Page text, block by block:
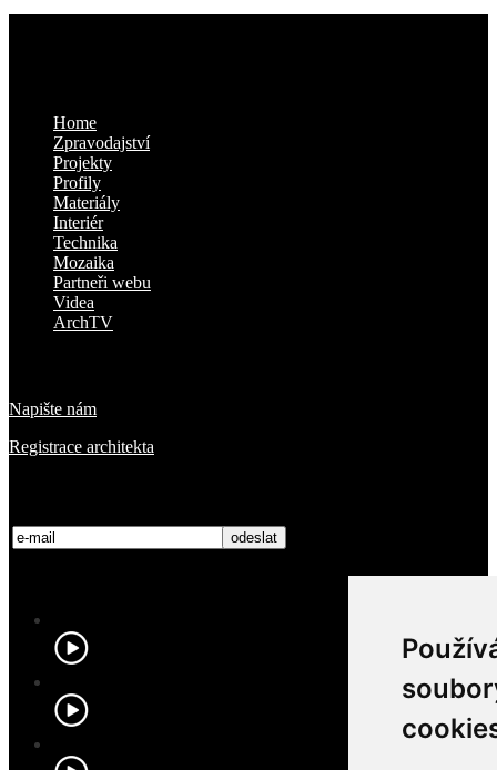
Home
Zpravodajství
Projekty
Profily
Materiály
Interiér
Technika
Mozaika
Partneři webu
Videa
ArchTV
Napište nám
Registrace architekta